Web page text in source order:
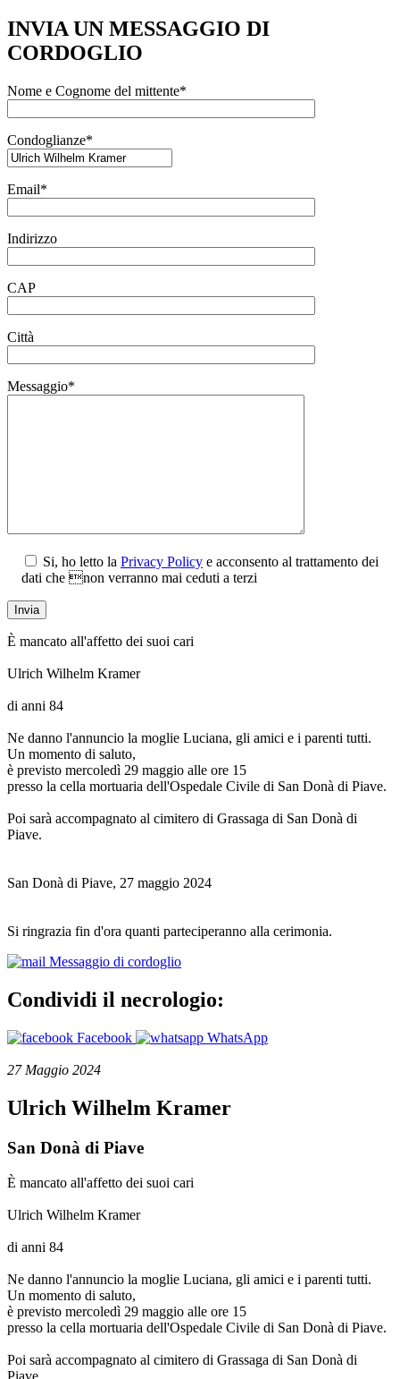
INVIA UN MESSAGGIO DI
CORDOGLIO
Nome e Cognome del mittente*
Condoglianze*
Email*
Indirizzo
CAP
Città
Messaggio*
Si, ho letto la Privacy Policy e acconsento al trattamento dei
dati che non verranno mai ceduti a terzi
È mancato all'affetto dei suoi cari
Ulrich Wilhelm Kramer
di anni 84
Ne danno l'annuncio la moglie Luciana, gli amici e i parenti tutti.
Un momento di saluto,
è previsto mercoledì 29 maggio alle ore 15
presso la cella mortuaria dell'Ospedale Civile di San Donà di Piave.
Poi sarà accompagnato al cimitero di Grassaga di San Donà di
Piave.
San Donà di Piave, 27 maggio 2024
Si ringrazia fin d'ora quanti parteciperanno alla cerimonia.
Messaggio di cordoglio
Condividi il necrologio:
Facebook WhatsApp
27 Maggio 2024
Ulrich Wilhelm Kramer
San Donà di Piave
È mancato all'affetto dei suoi cari
Ulrich Wilhelm Kramer
di anni 84
Ne danno l'annuncio la moglie Luciana, gli amici e i parenti tutti.
Un momento di saluto,
è previsto mercoledì 29 maggio alle ore 15
presso la cella mortuaria dell'Ospedale Civile di San Donà di Piave.
Poi sarà accompagnato al cimitero di Grassaga di San Donà di
Piave.